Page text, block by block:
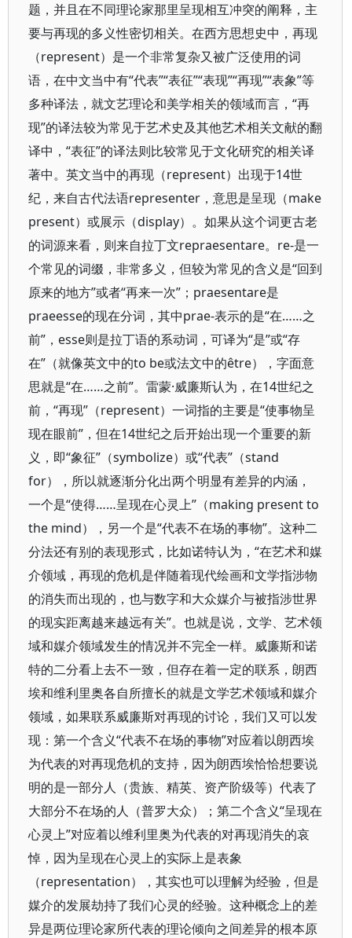
题，并且在不同理论家那里呈现相互冲突的阐释，主
要与再现的多义性密切相关。在西方思想史中，再现
（represent）是一个非常复杂又被广泛使用的词
语，在中文当中有“代表”“表征”“表现”“再现”“表象”等
多种译法，就文艺理论和美学相关的领域而言，“再
现”的译法较为常见于艺术史及其他艺术相关文献的翻
译中，“表征”的译法则比较常见于文化研究的相关译
著中。英文当中的再现（represent）出现于14世
纪，来自古代法语representer，意思是呈现（make
present）或展示（display）。如果从这个词更古老
的词源来看，则来自拉丁文repraesentare。re-是一
个常见的词缀，非常多义，但较为常见的含义是“回到
原来的地方”或者“再来一次”；praesentare是
praeesse的现在分词，其中prae-表示的是“在……之
前”，esse则是拉丁语的系动词，可译为“是”或“存
在”（就像英文中的to be或法文中的être），字面意
思就是“在……之前”。雷蒙·威廉斯认为，在14世纪之
前，“再现”（represent）一词指的主要是“使事物呈
现在眼前”，但在14世纪之后开始出现一个重要的新
义，即“象征”（symbolize）或“代表”（stand
for），所以就逐渐分化出两个明显有差异的内涵，
一个是“使得……呈现在心灵上”（making present to
the mind），另一个是“代表不在场的事物”。这种二
分法还有别的表现形式，比如诺特认为，“在艺术和媒
介领域，再现的危机是伴随着现代绘画和文学指涉物
的消失而出现的，也与数字和大众媒介与被指涉世界
的现实距离越来越远有关”。也就是说，文学、艺术领
域和媒介领域发生的情况并不完全一样。威廉斯和诺
特的二分看上去不一致，但存在着一定的联系，朗西
埃和维利里奥各自所擅长的就是文学艺术领域和媒介
领域，如果联系威廉斯对再现的讨论，我们又可以发
现：第一个含义“代表不在场的事物”对应着以朗西埃
为代表的对再现危机的支持，因为朗西埃恰恰想要说
明的是一部分人（贵族、精英、资产阶级等）代表了
大部分不在场的人（普罗大众）；第二个含义“呈现在
心灵上”对应着以维利里奥为代表的对再现消失的哀
悼，因为呈现在心灵上的实际上是表象
（representation），其实也可以理解为经验，但是
媒介的发展劫持了我们心灵的经验。这种概念上的差
异是两位理论家所代表的理论倾向之间差异的根本原